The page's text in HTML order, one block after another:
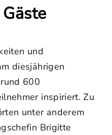
und
diesjährigen
600
inspiriert. Zu
unter anderem
Brigitte